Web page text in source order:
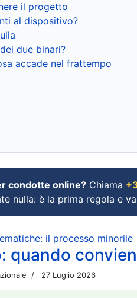
il progetto
al dispositivo?
due binari?
accade nel frattempo
condotte online? Chiama
nulla: è la prima regola e
il processo minorile
quando
27 Luglio 2026